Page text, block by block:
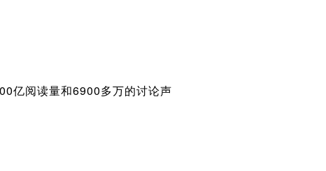
亿阅读量和6900多万的讨论声